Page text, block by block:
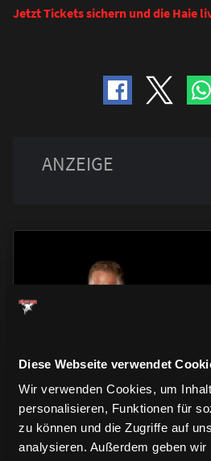
Diese Webseite verwendet
Wir verwenden Cookies, um
personalisieren, Funktionen für
zu können und die Zugriffe auf
analysieren. Außerdem geben
Jetzt Tickets sichern und die Haie